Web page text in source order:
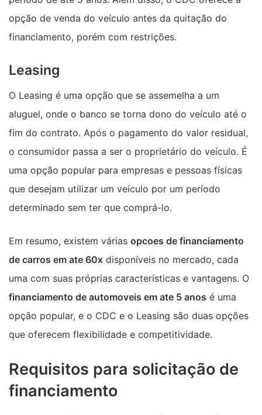
opção de venda do veículo antes da quitação do
financiamento, porém com restrições.
Leasing
O Leasing é uma opção que se assemelha a um
aluguel, onde o banco se torna dono do veículo até o
fim do contrato. Após o pagamento do valor residual,
o consumidor passa a ser o proprietário do veículo. É
uma opção popular para empresas e pessoas físicas
que desejam utilizar um veículo por um período
determinado sem ter que comprá-lo.
Em resumo, existem várias opcoes de financiamento
de carros em ate 60x disponíveis no mercado, cada
uma com suas próprias características e vantagens. O
financiamento de automoveis em ate 5 anos é uma
opção popular, e o CDC e o Leasing são duas opções
que oferecem flexibilidade e competitividade.
Requisitos para solicitação de
financiamento